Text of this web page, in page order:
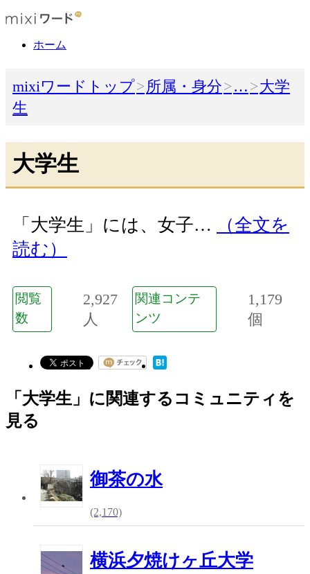
ホーム
mixiワードトップ 所属・身分 …
大学
生
大学生
「大学生」には、女子…
（全文を
読む）
閲覧
数
2,927
人
関連コンテ
ンツ
1,179
個
「大学生」に関連するコミュニティを
見る
御茶の水
(2,170)
横浜夕焼けヶ丘大学